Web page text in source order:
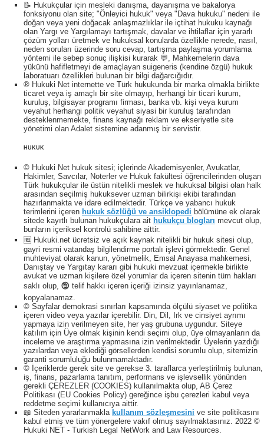
📝 Hukukçular için mesleki danışma, dayanışma ve bakalorya
fonksiyonu olan site; "Önleyici hukuk" veya "Dava hukuku" nedeni ile
doğan veya yeni doğacak anlaşmazlıklar ile içtihat hukuku kaynağı
olan Yargı ve Yargılamayı tartışmak, davalar ve ihtilaflar için yararlı
çözüm yolları üretmek ve hukuksal konularda özellikle nerede, nasıl,
neden soruları üzerinde soru cevap, tartışma paylaşma yorumlama
yöntemi ile sebep sonuç ilişkisi kurarak 💬, Mahkemelerin dava
yükünü hafifletmeyi de amaçlayan suigeneris (kendine özgü) hukuk
laboratuarı özellikleri bulunan bir bilgi dağarcığıdır.
® Hukuki Net internette ve Türk hukukunda bir marka olmakla birlikte
ticaret veya iş amaçlı bir site olmayıp, herhangi bir ticari kurum,
kuruluş, bilgisayar programı firması, banka vb. kişi veya kurum
veyahut herhangi politik veyahut siyasi bir kuruluş tarafından
desteklenmemekte, finans kaynağı reklam ve ekseriyetle site
yönetimi olan Adalet sistemine adanmış bir servistir.
HUKUK
© Hukuki Net hukuk sitesi; içlerinde Akademisyenler, Avukatlar,
Hakimler, Savcılar, Noterler ve Hukuk fakültesi öğrencilerinden oluşan
Türk hukukçular ile üstün nitelikli meslek ve hukuksal bilgisi olan halk
arasından seçilmiş hukuksever uzman bilirkişi ekibi tarafından
hazırlanmakta ve idare edilmektedir. Türkçe ve yabancı hukuk
terimlerini içeren hukuk sözlüğü ve ansiklopedi bölümüne ek olarak
sitede kayıtlı bulunan hukukçulara ait hukukçu blogları mevcut olup,
bunların içeriksel kontrolü sahibine aittir.
🆓 Hukuki.net ücretsiz ve açık kaynak nitelikli bir hukuk sitesi olup,
gayri resmi vatandaş bilgilendirme portalı işlevi görmektedir. Genel
muhteviyat olarak kanun, yönetmelik, Emsal Anayasa mahkemesi,
Danıştay ve Yargıtay kararı gibi hukuki mevzuat içermekle birlikte
avukat ve uzman kişilere özel yorumlar da içeren sitenin tüm hakları
saklı olup, 🕲 telif hakkı içeren içeriği izinsiz yayınlanamaz,
kopyalanamaz.
© Sayfalar demokrasi sınırları kapsamında ölçülü siyaset ve politika
içeren video veya yazılar içerebilir. Din, Dil, Irk ve cinsiyet ayrımı
yapmaya izin verilmeyen site, her yaş grubuna uygundur. Siteye
katılım için Üye olmak kişinin kendi seçimi olup, üye olmayanların da
inceleme ve araştırma yapmasına izin verilmektedir. Üyelerin yazdığı
yazılardan veya eklediği görsellerden kendisi sorumlu olup, sitemizin
garanti sorumluluğu bulunmamaktadır.
© İçeriklerde gerek site ve gerekse 3. taraflarca yerleştirilmiş bulunan,
iş, finans, pazarlama tanıtım, performans ve işlevsellik yönünden
gerekli ÇEREZLER (COOKIES) kullanılmakta olup, AB Çerez
Politikası (EU Cookies Policy) gereğince işbu çerezleri kabul veya
reddetme seçimi kullanıcıya aittir.
📖 Siteden yararlanmakla kullanım sözleşmesini ve site politikasını
kabul etmiş ve tüm yönergelere vakıf olmuş sayılmaktasınız. 2022 ©
Hukuki NET - Turkish Legal NetWork and Law Resources.